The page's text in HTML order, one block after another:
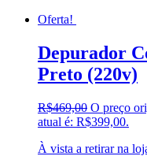
Oferta!
Depurador
Preto (220v)
R$469,00 O preço
atual é: R$399,00.
À vista a retirar na